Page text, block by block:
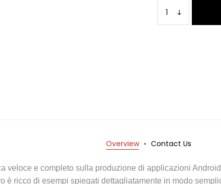
Overview Contact Us
veloce e completo sulla produzione di applicazioni
è ricco di esempi spiegati dettagliatamente in modo